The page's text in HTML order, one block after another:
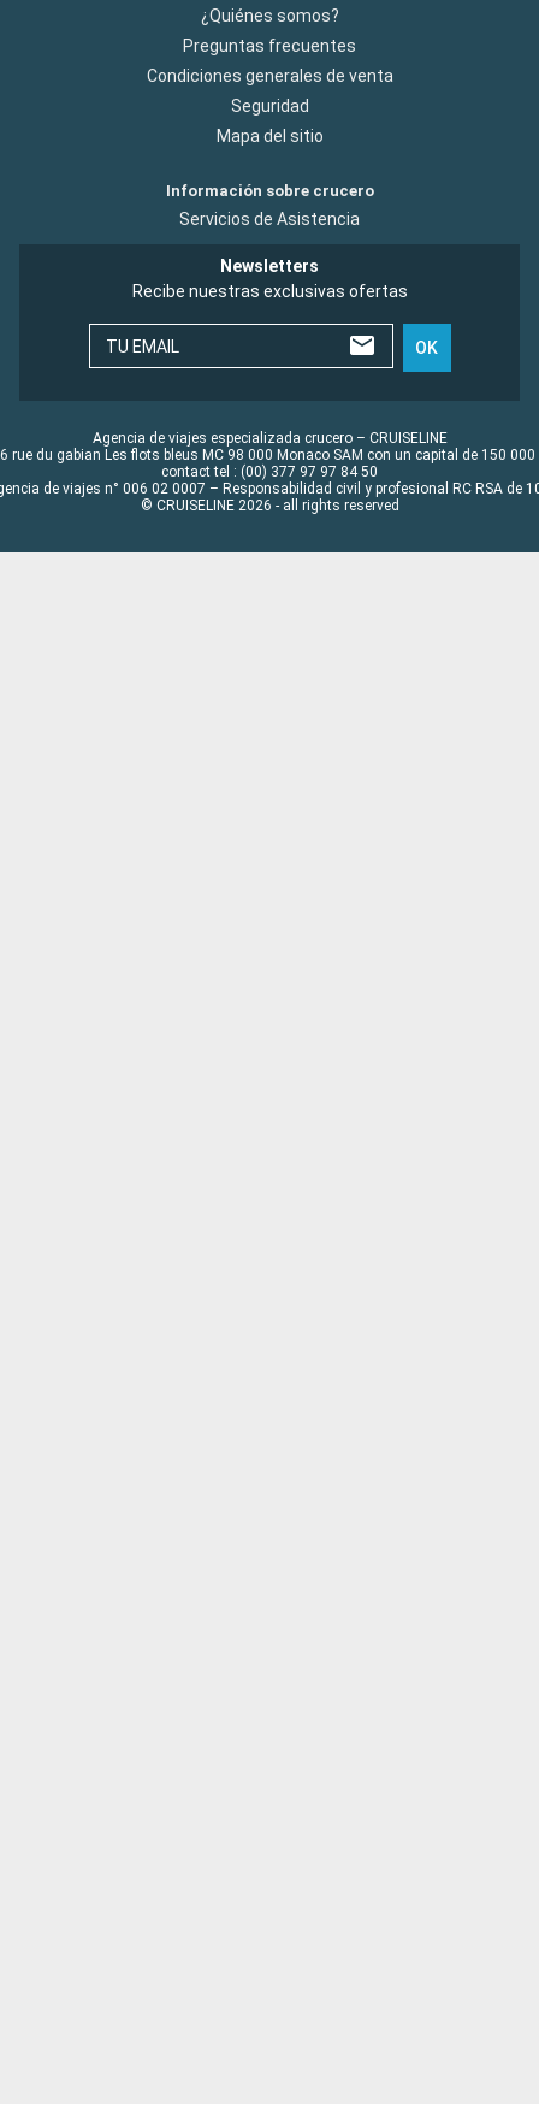
¿Quiénes somos?
Preguntas frecuentes
Condiciones generales de venta
Seguridad
Mapa del sitio
Información sobre crucero
Servicios de Asistencia
Newsletters
Recibe nuestras exclusivas ofertas
TU EMAIL OK
Agencia de viajes especializada crucero – CRUISELINE
rue du gabian Les flots bleus MC 98 000 Monaco SAM con un capital de 150 000
contact tel : (00) 377 97 97 84 50
de viajes n° 006 02 0007 – Responsabilidad civil y profesional RC RSA de
© CRUISELINE 2026 - all rights reserved